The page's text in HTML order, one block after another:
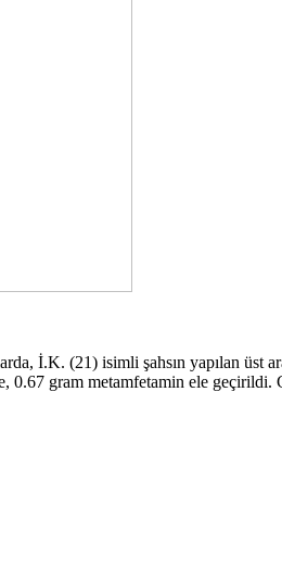
İ.K. (21) isimli şahsın yapılan üst
gram metamfetamin ele